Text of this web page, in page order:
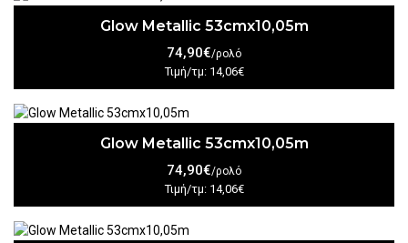
Glow Metallic 53cmx10,05m
74,90€/ρολό
Τιμή/τμ: 14,06€
Glow Metallic 53cmx10,05m
74,90€/ρολό
Τιμή/τμ: 14,06€